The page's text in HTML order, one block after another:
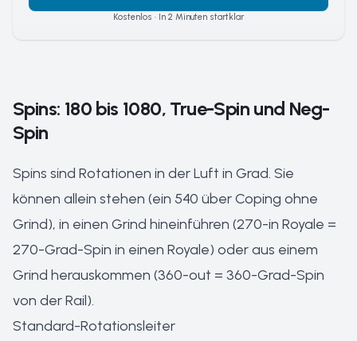
Kostenlos · In 2 Minuten startklar
Spins: 180 bis 1080, True-Spin und Neg-
Spin
Spins sind Rotationen in der Luft in Grad. Sie
können allein stehen (ein 540 über Coping ohne
Grind), in einen Grind hineinführen (270-in Royale =
270-Grad-Spin in einen Royale) oder aus einem
Grind herauskommen (360-out = 360-Grad-Spin
von der Rail).
Standard-Rotationsleiter